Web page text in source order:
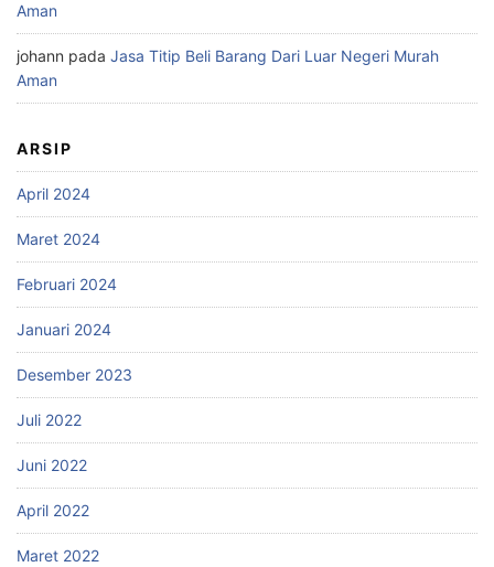
Aman
johann pada Jasa Titip Beli Barang Dari Luar Negeri Murah
Aman
ARSIP
April 2024
Maret 2024
Februari 2024
Januari 2024
Desember 2023
Juli 2022
Juni 2022
April 2022
Maret 2022